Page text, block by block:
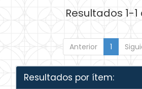
Resultados 1-1
Anterior 1
Resultados por ítem: